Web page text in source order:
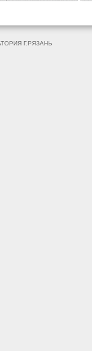
Г.РЯЗАНЬ